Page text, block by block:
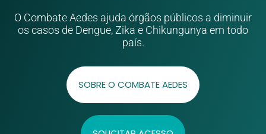
O Combate Aedes ajuda órgãos públicos a diminuir
os casos de Dengue, Zika e Chikungunya em todo
país.
SOBRE O COMBATE AEDES